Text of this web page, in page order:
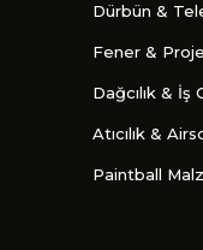
Dürbün &
Fener &
Dağcılık & İş
Atıcılık &
Paintball